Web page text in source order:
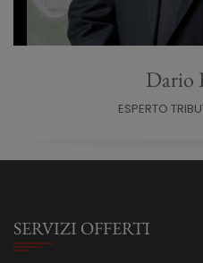
Dario
ESPERTO
SERVIZI OFFERTI